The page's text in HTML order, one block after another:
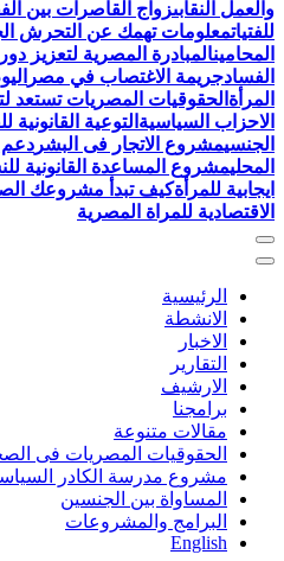
والعمل النقابىزواج القاصرات بين
للفتياتمعلومات تهمك عن التحرش
المحامينالمبادرة المصرية لتعزيز
الفسادجريمة الاغتصاب في مصر
المرأة الحقوقيات المصريات تستعد
الاحزاب السياسية التوعية
الجنسيمشروع الاتجار فى البشر دعم
المحليمشروع المساعدة القانونية
ايجابية للمرأةكيف تبدأ مشروعك
الاقتصادية للمراة المصرية
الرئيسية
الانشطة
الاخبار
التقارير
الارشيف
برامجنا
مقالات متنوعة
الحقوقيات المصريات فى
مشروع مدرسة الكادر
المساواة بين الجنسين
البرامج والمشروعات
English